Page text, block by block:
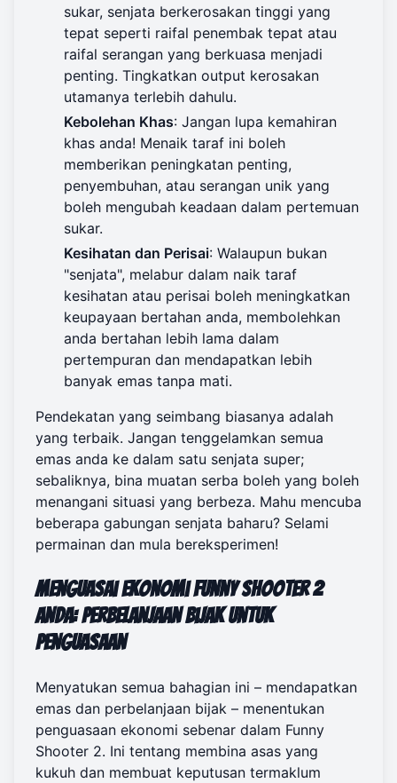
sukar, senjata berkerosakan tinggi yang
tepat seperti raifal penembak tepat atau
raifal serangan yang berkuasa menjadi
penting. Tingkatkan output kerosakan
utamanya terlebih dahulu.
Kebolehan Khas: Jangan lupa kemahiran
khas anda! Menaik taraf ini boleh
memberikan peningkatan penting,
penyembuhan, atau serangan unik yang
boleh mengubah keadaan dalam pertemuan
sukar.
Kesihatan dan Perisai: Walaupun bukan
"senjata", melabur dalam naik taraf
kesihatan atau perisai boleh meningkatkan
keupayaan bertahan anda, membolehkan
anda bertahan lebih lama dalam
pertempuran dan mendapatkan lebih
banyak emas tanpa mati.
Pendekatan yang seimbang biasanya adalah
yang terbaik. Jangan tenggelamkan semua
emas anda ke dalam satu senjata super;
sebaliknya, bina muatan serba boleh yang boleh
menangani situasi yang berbeza. Mahu mencuba
beberapa gabungan senjata baharu? Selami
permainan dan mula bereksperimen!
Menguasai Ekonomi Funny Shooter 2
Anda: Perbelanjaan Bijak untuk
Penguasaan
Menyatukan semua bahagian ini – mendapatkan
emas dan perbelanjaan bijak – menentukan
penguasaan ekonomi sebenar dalam Funny
Shooter 2. Ini tentang membina asas yang
kukuh dan membuat keputusan termaklum